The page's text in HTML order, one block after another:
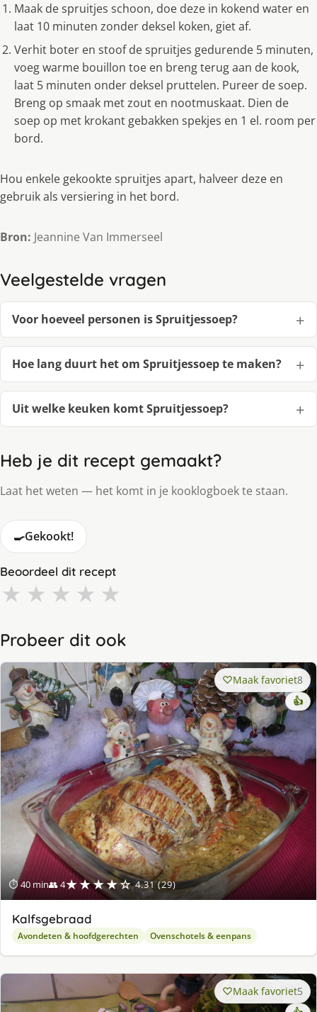
Maak de spruitjes schoon, doe deze in kokend water en
laat 10 minuten zonder deksel koken, giet af.
Verhit boter en stoof de spruitjes gedurende 5 minuten,
voeg warme bouillon toe en breng terug aan de kook,
laat 5 minuten onder deksel pruttelen. Pureer de soep.
Breng op smaak met zout en nootmuskaat. Dien de
soep op met krokant gebakken spekjes en 1 el. room per
bord.
Hou enkele gekookte spruitjes apart, halveer deze en
gebruik als versiering in het bord.
Bron: Jeannine Van Immerseel
Veelgestelde vragen
Voor hoeveel personen is Spruitjessoep?
Hoe lang duurt het om Spruitjessoep te maken?
Uit welke keuken komt Spruitjessoep?
Heb je dit recept gemaakt?
Laat het weten — het komt in je kooklogboek te staan.
🍳Gekookt!
Beoordeel dit recept
★ ★ ★ ★ ★
Probeer dit ook
⏱ 40 min👥 4★★★★☆ 4.31 (29)
Maak favoriet8
👍
Kalfsgebraad
Avondeten & hoofdgerechten Ovenschotels & eenpans
Maak favoriet5